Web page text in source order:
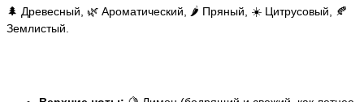
🌲 Древесный, 🌿 Ароматический, 🌶️ Пряный, ☀️ Цитрусовый, 🍂
Землистый.